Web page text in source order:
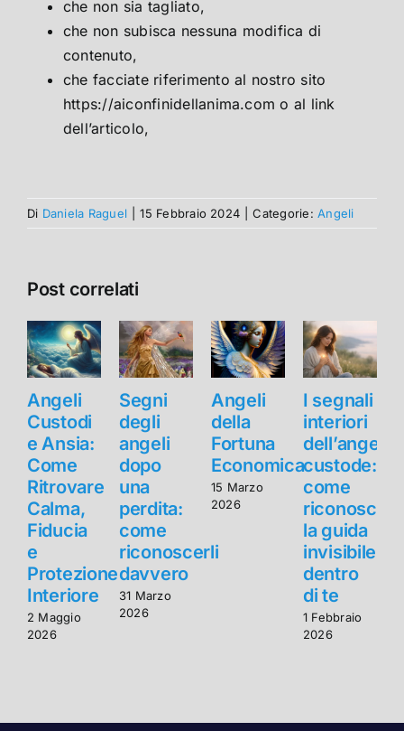
che non sia tagliato,
che non subisca nessuna modifica di
contenuto,
che facciate riferimento al nostro sito
https://aiconfinidellanima.com o al link
dell’articolo,
Di Daniela Raguel 15 Febbraio 2024 Categorie:Angeli
Post correlati
Angeli
Custodi
e Ansia:
Come
Ritrovare
Calma,
Fiducia
e
Protezione
Interiore
2 Maggio
2026
Segni
degli
angeli
dopo
una
perdita:
come
riconoscerli
davvero
31 Marzo
2026
Angeli
della
Fortuna
Economica
15 Marzo
2026
I segnali
interiori
dell’angelo
custode:
come
riconoscere
la guida
invisibile
dentro
di te
1 Febbraio
2026